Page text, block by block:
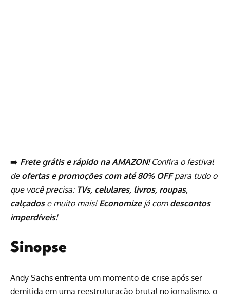
➡️ Frete grátis e rápido na AMAZON!Confira o festival
de ofertas e promoções com até 80% OFFpara tudo o
que você precisa: TVs, celulares, livros, roupas,
calçadose muito mais! Economizejá com descontos
imperdíveis!
Sinopse
Andy Sachs enfrenta um momento de crise após ser
demitida em uma reestruturação brutal no jornalismo, o